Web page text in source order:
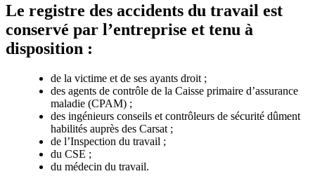
Le registre des accidents du travail est
conservé par l’entreprise et tenu à
disposition :
de la victime et de ses ayants droit ;
des agents de contrôle de la Caisse primaire d’assurance
maladie (CPAM) ;
des ingénieurs conseils et contrôleurs de sécurité dûment
habilités auprès des Carsat ;
de l’Inspection du travail ;
du CSE ;
du médecin du travail.